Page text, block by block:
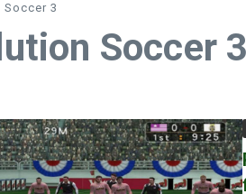
Soccer 3
Soccer 3